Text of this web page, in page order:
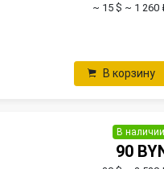
~ 15 $ ~ 1 260
В корзину
В наличии
90